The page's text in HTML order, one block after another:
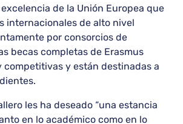
de la Unión Europea que
internacionales de alto nivel
por consorcios de
becas completas de Erasmus
competitivas y están destinadas a
les ha deseado “una estancia
en lo académico como en lo